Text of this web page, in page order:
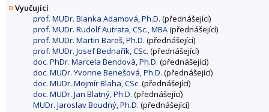
Vyučující
prof. MUDr. Blanka Adamová, Ph.D. (přednášející)
prof. MUDr. Rudolf Autrata, CSc., MBA(přednášející)
prof. MUDr. Martin Bareš, Ph.D. (přednášející)
prof. MUDr. Josef Bednařík, CSc. (přednášející)
doc. PhDr. Marcela Bendová, Ph.D. (přednášející)
doc. MUDr. Yvonne Benešová, Ph.D. (přednášející)
doc. MUDr. Mojmír Blaha, CSc. (přednášející)
doc. MUDr. Jan Blatný, Ph.D. (přednášející)
MUDr. Jaroslav Boudný, Ph.D. (přednášející)